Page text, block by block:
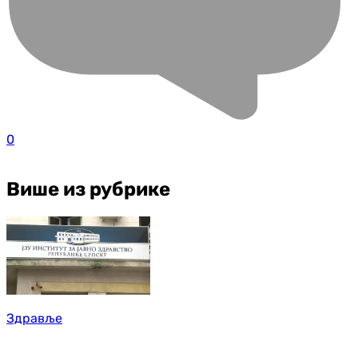
0
Више из рубрике
Здравље